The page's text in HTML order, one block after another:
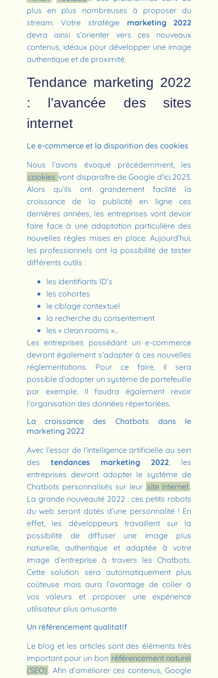
plus en plus nombreuses à proposer du
stream. Votre stratégie marketing 2022
devra ainsi s’orienter vers ces nouveaux
contenus, idéaux pour développer une image
authentique et de proximité.
Tendance marketing 2022
: l’avancée des sites
internet
Le e-commerce et la disparition des cookies
Nous l’avons évoqué précédemment, les
cookies vont disparaître de Google d’ici 2023.
Alors qu’ils ont grandement facilité la
croissance de la publicité en ligne ces
dernières années, les entreprises vont devoir
faire face à une adaptation particulière des
nouvelles règles mises en place. Aujourd’hui,
les professionnels ont la possibilité de tester
différents outils :
les identifiants ID’s
les cohortes
le ciblage contextuel
la recherche du consentement
les « clean rooms »…
Les entreprises possédant un e-commerce
devront également s’adapter à ces nouvelles
réglementations. Pour ce faire, il sera
possible d’adopter un système de portefeuille
par exemple. Il faudra également revoir
l’organisation des données répertoriées.
La croissance des Chatbots dans le
marketing 2022
Avec l’essor de l’intelligence artificielle au sein
des tendances marketing 2022, les
entreprises devront adopter le système de
Chatbots personnalisés sur leur site internet.
La grande nouveauté 2022 : ces petits robots
du web seront dotés d’une personnalité ! En
effet, les développeurs travaillent sur la
possibilité de diffuser une image plus
naturelle, authentique et adaptée à votre
image d’entreprise à travers les Chatbots.
Cette solution sera automatiquement plus
coûteuse mais aura l’avantage de coller à
vos valeurs et proposer une expérience
utilisateur plus amusante.
Un référencement qualitatif
Le blog et les articles sont des éléments très
important pour un bon référencement naturel
(SEO) . Afin d’améliorer ces contenus, Google